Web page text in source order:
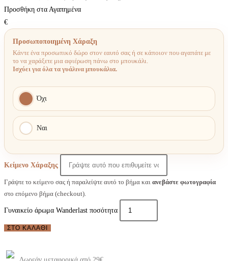
Προσθήκη στα Αγαπημένα
€
Προσωποποιημένη Χάραξη
Κάντε ένα προσωπικό δώρο στον εαυτό σας ή σε κάποιον που αγαπάτε με
το να χαράξετε μια αφιέρωση πάνω στο μπουκάλι.
Ισχύει για όλα τα γυάλινα μπουκάλια.
Όχι
Ναι
Κείμενο Χάραξης
Γράψτε το κείμενο σας ή παραλείψτε αυτό το βήμα και ανεβάστε φωτογραφία
στο επόμενο βήμα (checkout).
Γυναικείο άρωμα Wanderlast ποσότητα
ΣΤΟ ΚΑΛΆΘΙ